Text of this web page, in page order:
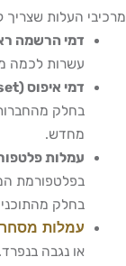
מרכיבי העלות שצריך
דמי הרשמה
עשרות לכמה
דמי איפוס (Reset)
בחלק
מחדש.
עמלות
בחלק
עמלות מסחר
או נגבה בנפרד.